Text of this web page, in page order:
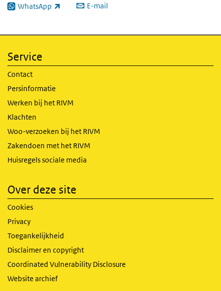
WhatsApp
(externe link) E-mail
Service
Contact
Persinformatie
Werken bij het RIVM
Klachten
Woo-verzoeken bij het RIVM
Zakendoen met het RIVM
Huisregels sociale media
Over deze site
Cookies
Privacy
Toegankelijkheid
Disclaimer en copyright
Coordinated Vulnerability Disclosure
Website archief